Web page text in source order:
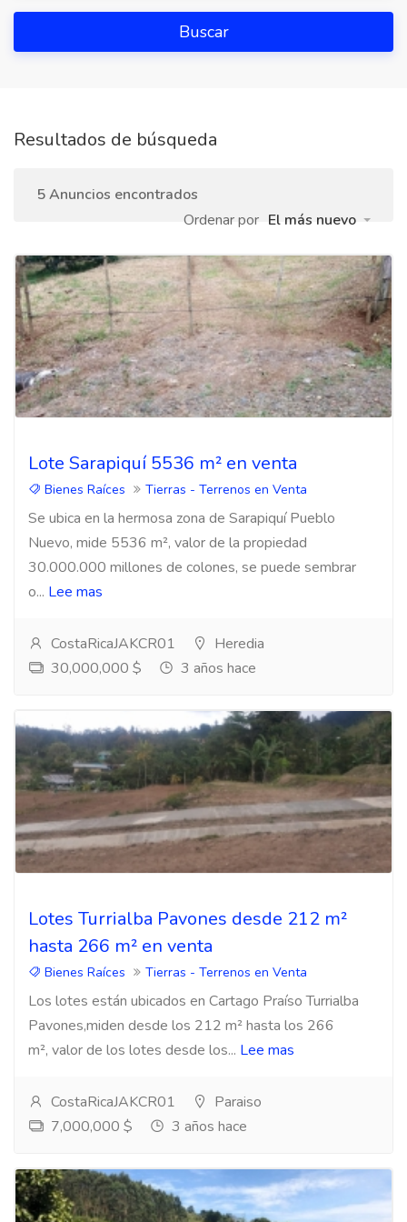
Buscar
Resultados de búsqueda
5 Anuncios encontrados
Ordenar por El más nuevo
Lote Sarapiquí 5536 m² en venta
Bienes Raíces Tierras - Terrenos en Venta
Se ubica en la hermosa zona de Sarapiquí Pueblo
Nuevo, mide 5536 m², valor de la propiedad
30.000.000 millones de colones, se puede sembrar
o... Lee mas
CostaRicaJAKCR01
Heredia
30,000,000 $
3 años hace
Lotes Turrialba Pavones desde 212 m²
hasta 266 m² en venta
Bienes Raíces Tierras - Terrenos en Venta
Los lotes están ubicados en Cartago Praíso Turrialba
Pavones,miden desde los 212 m² hasta los 266
m², valor de los lotes desde los... Lee mas
CostaRicaJAKCR01
Paraiso
7,000,000 $
3 años hace